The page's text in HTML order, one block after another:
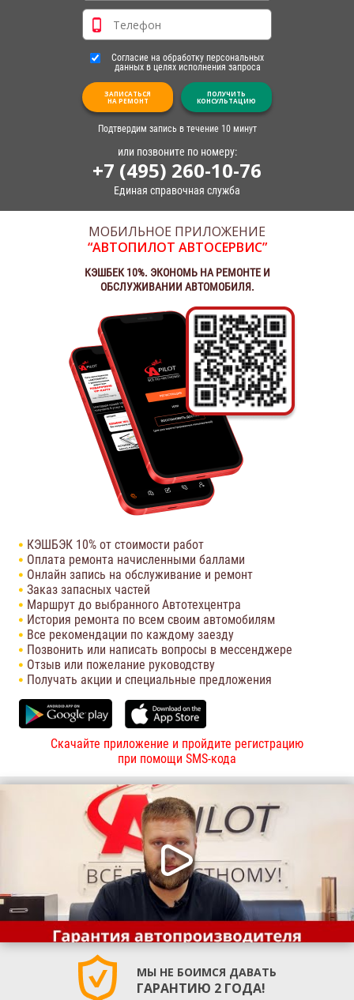
Согласие на обработку персональных
данных в целях исполнения запроса
ЗАПИСАТЬСЯ
НА РЕМОНТ
ПОЛУЧИТЬ
КОНСУЛЬТАЦИЮ
Подтвердим запись в течение 10 минут
или позвоните по номеру:
+7 (495) 260-10-76
Единая справочная служба
МОБИЛЬНОЕ ПРИЛОЖЕНИЕ
“АВТОПИЛОТ АВТОСЕРВИС”
КЭШБЕК 10%. ЭКОНОМЬ НА РЕМОНТЕ И
ОБСЛУЖИВАНИИ АВТОМОБИЛЯ.
КЭШБЭК 10% от стоимости работ
Оплата ремонта начисленными баллами
Онлайн запись на обслуживание и ремонт
Заказ запасных частей
Маршрут до выбранного Автотехцентра
История ремонта по всем своим автомобилям
Все рекомендации по каждому заезду
Позвонить или написать вопросы в мессенджере
Отзыв или пожелание руководству
Получать акции и специальные предложения
Скачайте приложение и пройдите регистрацию
при помощи SMS-кода
МЫ НЕ БОИМСЯ ДАВАТЬ
ГАРАНТИЮ 2 ГОДА!